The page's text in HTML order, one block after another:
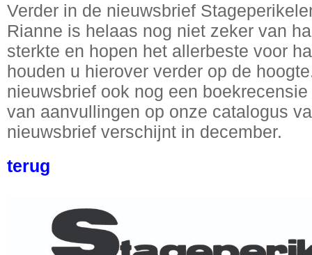
Verder in de nieuwsbrief
Rianne is helaas nog niet zeker van
sterkte en hopen het allerbeste voor
houden u hierover verder op de
nieuwsbrief ook nog een
van aanvullingen op onze catalogus
nieuwsbrief verschijnt in december.
terug